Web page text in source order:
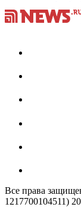
Все права
1217700104511)